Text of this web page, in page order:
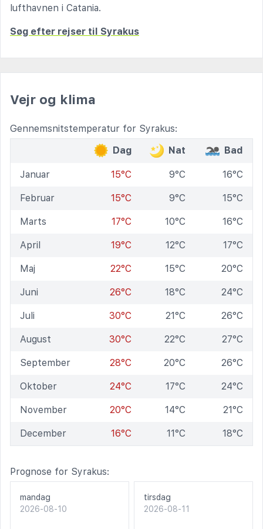
lufthavnen i Catania.
Søg efter rejser til Syrakus
Vejr og klima
Gennemsnitstemperatur for Syrakus:
Dag
Nat Bad
Januar 15°C 9°C 16°C
Februar 15°C 9°C 15°C
Marts 17°C 10°C 16°C
April 19°C 12°C 17°C
Maj 22°C 15°C 20°C
Juni 26°C 18°C 24°C
Juli 30°C 21°C 26°C
August 30°C 22°C 27°C
September 28°C 20°C 26°C
Oktober 24°C 17°C 24°C
November 20°C 14°C 21°C
December 16°C 11°C 18°C
Prognose for Syrakus:
mandag
2026-08-10
tirsdag
2026-08-11